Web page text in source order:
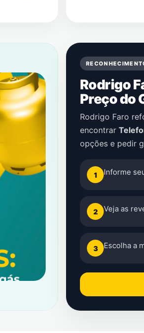
Rodrigo
Preço do
Rodrigo Faro
encontrar
opções e pedir
1 Informe
2 Veja as
3 Escolha a